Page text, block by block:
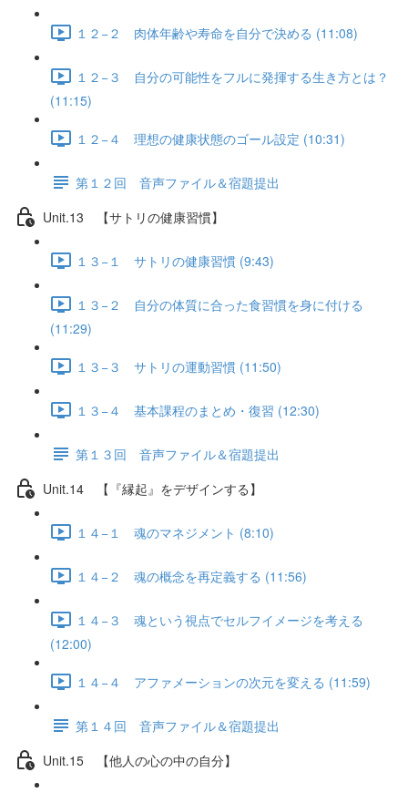
１２−２ 肉体年齢や寿命を自分で決める (11:08)
１２−３ 自分の可能性をフルに発揮する生き方とは？
(11:15)
１２−４ 理想の健康状態のゴール設定 (10:31)
第１２回 音声ファイル＆宿題提出
Unit.13 【サトリの健康習慣】
１３−１ サトリの健康習慣 (9:43)
１３−２ 自分の体質に合った食習慣を身に付ける
(11:29)
１３−３ サトリの運動習慣 (11:50)
１３−４ 基本課程のまとめ・復習 (12:30)
第１３回 音声ファイル＆宿題提出
Unit.14 【『縁起』をデザインする】
１４−１ 魂のマネジメント (8:10)
１４−２ 魂の概念を再定義する (11:56)
１４−３ 魂という視点でセルフイメージを考える
(12:00)
１４−４ アファメーションの次元を変える (11:59)
第１４回 音声ファイル＆宿題提出
Unit.15 【他人の心の中の自分】